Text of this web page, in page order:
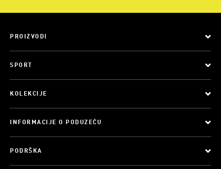
PROIZVODI
SPORT
KOLEKCIJE
INFORMACIJE O PODUZEĆU
PODRŠKA